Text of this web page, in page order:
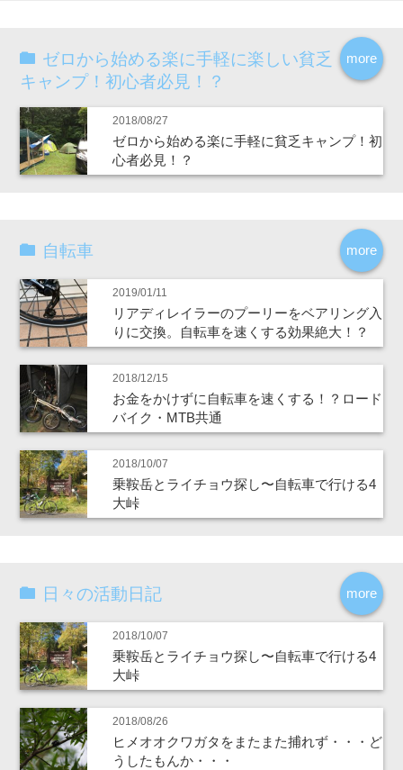
more
ゼロから始める楽に手軽に楽しい貧乏
キャンプ！初心者必見！？
2018/08/27
ゼロから始める楽に手軽に貧乏キャンプ！初
心者必見！？
more
自転車
2019/01/11
リアディレイラーのプーリーをベアリング入
りに交換。自転車を速くする効果絶大！？
2018/12/15
お金をかけずに自転車を速くする！？ロード
バイク・MTB共通
2018/10/07
乗鞍岳とライチョウ探し〜自転車で行ける4
大峠
more
日々の活動日記
2018/10/07
乗鞍岳とライチョウ探し〜自転車で行ける4
大峠
2018/08/26
ヒメオオクワガタをまたまた捕れず・・・ど
うしたもんか・・・